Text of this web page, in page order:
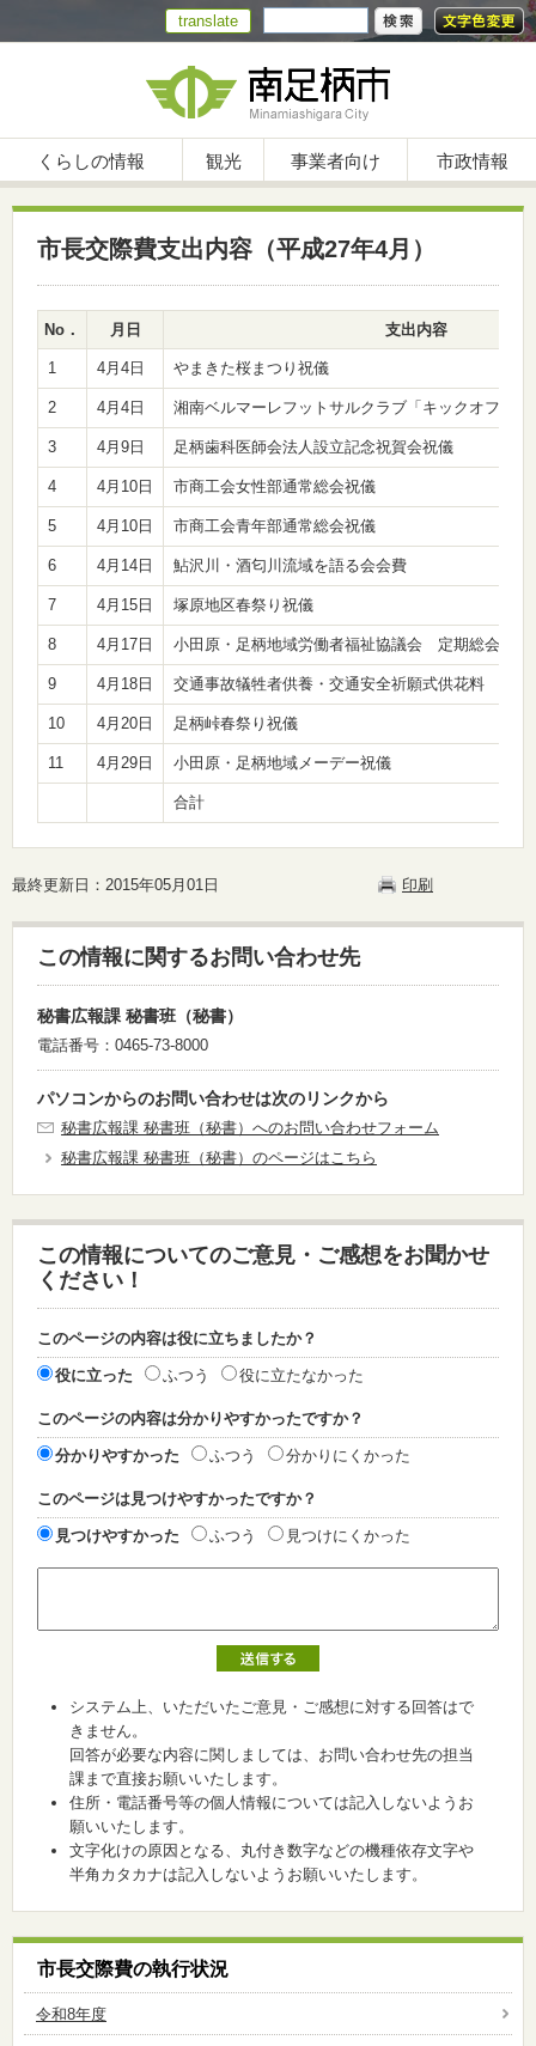
translate
くらしの情報 観光 事業者向け 市政情報
市長交際費支出内容（平成27年4月）
No． 月日 支出内容
1 4月4日 やまきた桜まつり祝儀
2 4月4日 湘南ベルマーレフットサルクラブ「キックオフパー
3 4月9日 足柄歯科医師会法人設立記念祝賀会祝儀
4 4月10日 市商工会女性部通常総会祝儀
5 4月10日 市商工会青年部通常総会祝儀
6 4月14日 鮎沢川・酒匂川流域を語る会会費
7 4月15日 塚原地区春祭り祝儀
8 4月17日 小田原・足柄地域労働者福祉協議会 定期総会祝儀
9 4月18日 交通事故犠牲者供養・交通安全祈願式供花料
10 4月20日 足柄峠春祭り祝儀
11 4月29日 小田原・足柄地域メーデー祝儀
合計
最終更新日：2015年05月01日 印刷
この情報に関するお問い合わせ先
秘書広報課 秘書班（秘書）
電話番号：0465-73-8000
パソコンからのお問い合わせは次のリンクから
秘書広報課 秘書班（秘書）へのお問い合わせフォーム
秘書広報課 秘書班（秘書）のページはこちら
この情報についてのご意見・ご感想をお聞かせ
ください！
このページの内容は役に立ちましたか？
役に立った ふつう 役に立たなかった
このページの内容は分かりやすかったですか？
分かりやすかった ふつう 分かりにくかった
このページは見つけやすかったですか？
見つけやすかった ふつう 見つけにくかった
システム上、いただいたご意見・ご感想に対する回答はで
きません。
回答が必要な内容に関しましては、お問い合わせ先の担当
課まで直接お願いいたします。
住所・電話番号等の個人情報については記入しないようお
願いいたします。
文字化けの原因となる、丸付き数字などの機種依存文字や
半角カタカナは記入しないようお願いいたします。
市長交際費の執行状況
令和8年度